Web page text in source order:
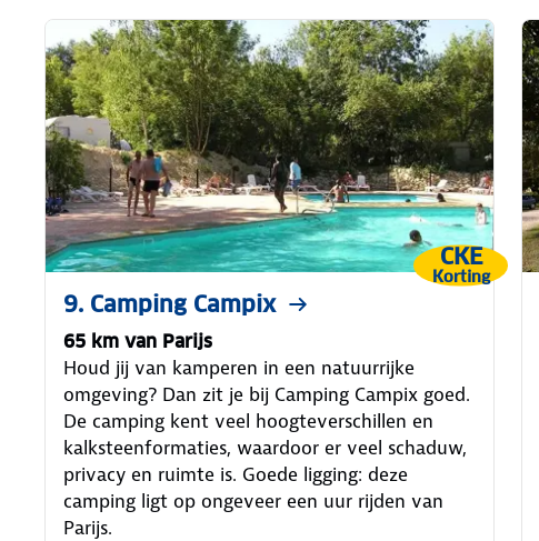
CKE
Korting
9. Camping Campix
65 km van Parijs
Houd jij van kamperen in een natuurrijke
omgeving? Dan zit je bij Camping Campix goed.
De camping kent veel hoogteverschillen en
kalksteenformaties, waardoor er veel schaduw,
privacy en ruimte is. Goede ligging: deze
camping ligt op ongeveer een uur rijden van
Parijs.